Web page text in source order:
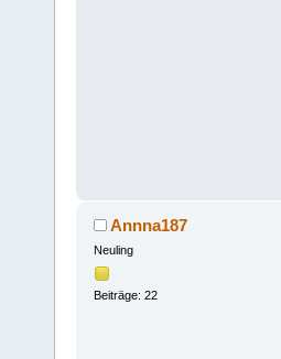
Annna187
Neuling
Beiträge: 22